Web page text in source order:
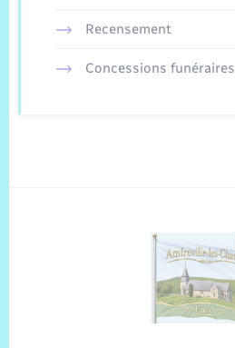
Recensement
Concessions funéraires